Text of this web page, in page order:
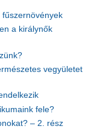
a királynők
vegyületet
fele?
– 2. rész